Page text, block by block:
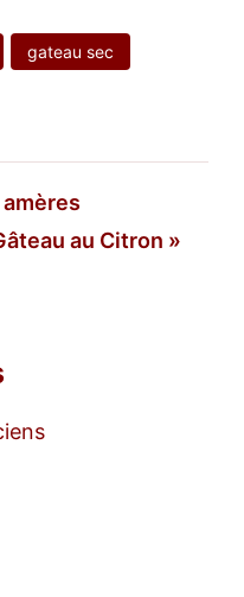
gateau sec
au Citron